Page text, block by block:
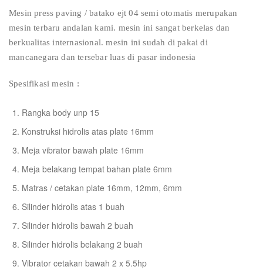
Mesin press paving / batako ejt 04 semi otomatis merupakan
mesin terbaru andalan kami. mesin ini sangat berkelas dan
berkualitas internasional. mesin ini sudah di pakai di
mancanegara dan tersebar luas di pasar indonesia
Spesifikasi mesin :
Rangka body unp 15
Konstruksi hidrolis atas plate 16mm
Meja vibrator bawah plate 16mm
Meja belakang tempat bahan plate 6mm
Matras / cetakan plate 16mm, 12mm, 6mm
Silinder hidrolis atas 1 buah
Silinder hidrolis bawah 2 buah
Silinder hidrolis belakang 2 buah
Vibrator cetakan bawah 2 x 5.5hp